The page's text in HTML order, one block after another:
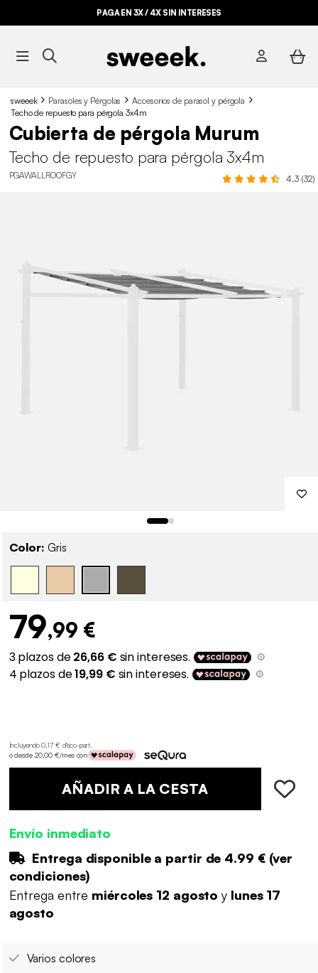
PAGA EN 3X / 4X SIN INTERESES
sweeek Parasoles y Pérgolas
Accesorios de parasol y pérgola
Techo de repuesto para pérgola 3x4m
Cubierta de pérgola Murum
Techo de repuesto para pérgola 3x4m
PGAWALLROOFGY 4.3 (32)
Color: Gris
79,99 €
Incluyendo 0,17 € d'éco-part.
o desde 20,00 €/mes con
AÑADIR A LA CESTA
Envío inmediato
Entrega disponible a partir de 4.99 €(ver
condiciones)
Entrega entre miércoles 12 agostoy lunes 17
agosto
Varios colores